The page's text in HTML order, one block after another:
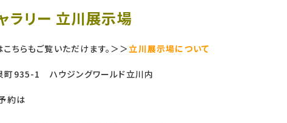
ラリー 立川展示場
ちらもご覧いただけます。＞＞立川展示場について
町935-1 ハウジングワールド立川内
約は